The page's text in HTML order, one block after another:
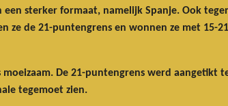
sterker formaat, namelijk Spanje. Ook
de 21-puntengrens en wonnen ze met 15-
De 21-puntengrens werd aangetikt
tegemoet zien.